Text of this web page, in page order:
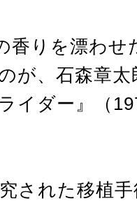
香りを漂わせ
が、石森章太
イダー』（
された移植